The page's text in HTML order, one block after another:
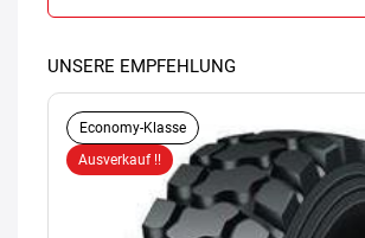
UNSERE EMPFEHLUNG
Economy-Klasse
Ausverkauf !!